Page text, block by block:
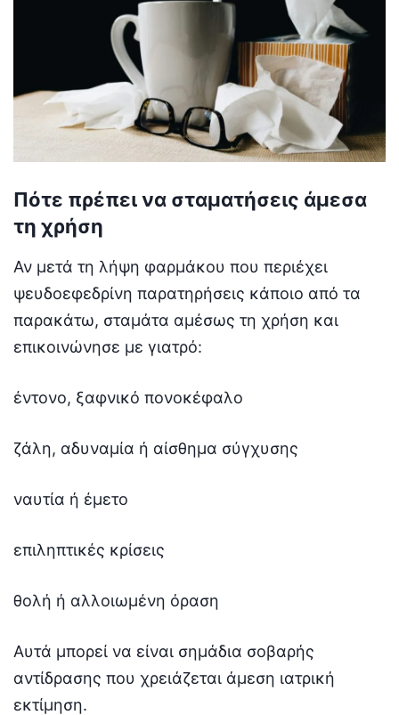
Πότε πρέπει να σταματήσεις άμεσα
τη χρήση
Αν μετά τη λήψη φαρμάκου που περιέχει
ψευδοεφεδρίνη παρατηρήσεις κάποιο από τα
παρακάτω, σταμάτα αμέσως τη χρήση και
επικοινώνησε με γιατρό:
έντονο, ξαφνικό πονοκέφαλο
ζάλη, αδυναμία ή αίσθημα σύγχυσης
ναυτία ή έμετο
επιληπτικές κρίσεις
θολή ή αλλοιωμένη όραση
Αυτά μπορεί να είναι σημάδια σοβαρής
αντίδρασης που χρειάζεται άμεση ιατρική
εκτίμηση.